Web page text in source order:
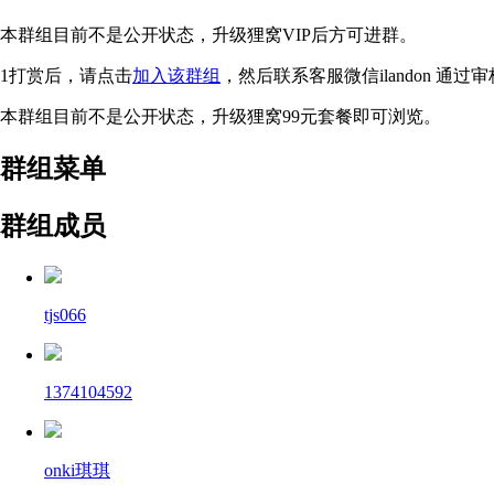
本群组目前不是公开状态，升级狸窝VIP后方可进群。
1打赏后，请点击加入该群组 ，然后联系客服微信ilandon 通过审
本群组目前不是公开状态，升级狸窝99元套餐即可浏览。
群组菜单
群组成员
tjs066
1374104592
onki琪琪